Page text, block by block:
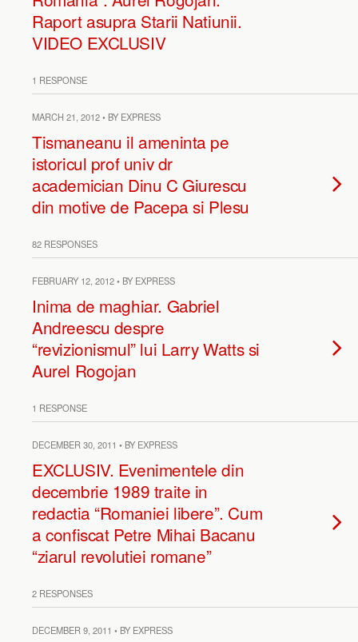
Raport asupra Starii Natiunii.
VIDEO EXCLUSIV
1 RESPONSE
MARCH 21, 2012 • BY EXPRESS
Tismaneanu il ameninta pe
istoricul prof univ dr
academician Dinu C Giurescu
din motive de Pacepa si Plesu
82 RESPONSES
FEBRUARY 12, 2012 • BY EXPRESS
Inima de maghiar. Gabriel
Andreescu despre
“revizionismul” lui Larry Watts si
Aurel Rogojan
1 RESPONSE
DECEMBER 30, 2011 • BY EXPRESS
EXCLUSIV. Evenimentele din
decembrie 1989 traite in
redactia “Romaniei libere”. Cum
a confiscat Petre Mihai Bacanu
“ziarul revolutiei romane”
2 RESPONSES
DECEMBER 9, 2011 • BY EXPRESS